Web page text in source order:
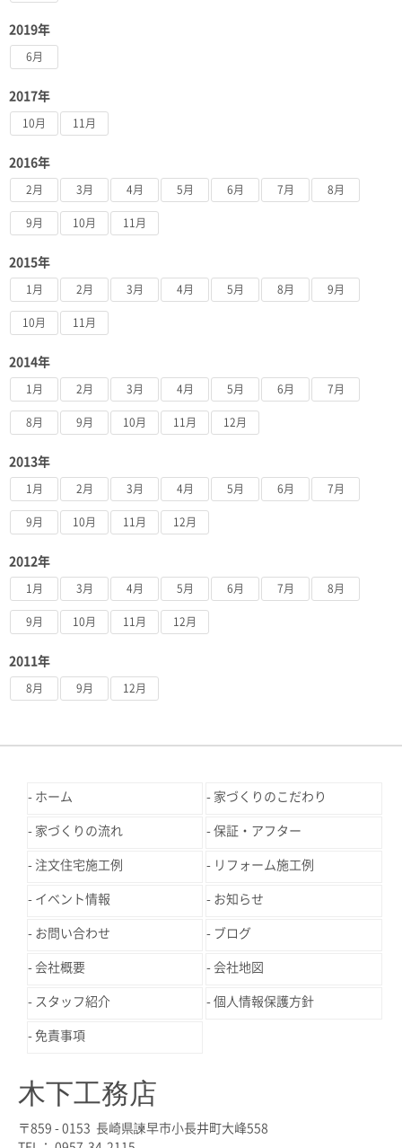
2019年
6月
2017年
10月 11月
2016年
2月 3月 4月 5月 6月 7月 8月
9月 10月 11月
2015年
1月 2月 3月 4月 5月 8月 9月
10月 11月
2014年
1月 2月 3月 4月 5月 6月 7月
8月 9月 10月 11月 12月
2013年
1月 2月 3月 4月 5月 6月 7月
9月 10月 11月 12月
2012年
1月 3月 4月 5月 6月 7月 8月
9月 10月 11月 12月
2011年
8月 9月 12月
ホーム 家づくりのこだわり
家づくりの流れ 保証・アフター
注文住宅施工例 リフォーム施工例
イベント情報 お知らせ
お問い合わせ ブログ
会社概要 会社地図
スタッフ紹介 個人情報保護方針
免責事項
木下工務店
〒859 - 0153 長崎県諫早市小長井町大峰558